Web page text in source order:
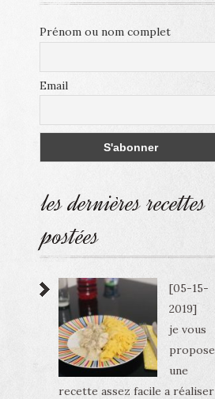
Prénom ou nom complet
Email
les dernières recettes
postées
[05-15-
2019]
je vous
propose
une
recette assez facile a réaliser